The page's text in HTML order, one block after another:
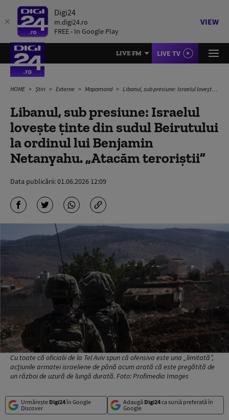
Digi24
m.digi24.ro
FREE - In Google Play
VIEW
LIVE FM LIVE TV
HOME Știri Externe Mapamond Libanul, sub presiune: Israelul lovește ținte din sudul Beirutului la ordinul lui Benjamin Netanyahu. „Atacăm teroriștii”
Libanul, sub presiune: Israelul
lovește ținte din sudul Beirutului
la ordinul lui Benjamin
Netanyahu. „Atacăm teroriștii”
Data publicării:01.06.2026 12:09
Cu toate că oficialii de la Tel Aviv spun că ofensiva este una „limitată”,
acțiunile armatei israeliene de până acum arată că este pregătită de
un război de uzură de lungă durată. Foto: Profimedia Images
Urmărește Digi24în Google
Discover
Adaugă Digi24ca sursă preferată în
Google